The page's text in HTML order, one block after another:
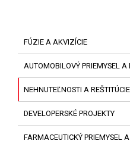
FÚZIE A AKVIZÍCIE
AUTOMOBILOVÝ PRIEMYSEL A
NEHNUTEĽNOSTI A REŠTITÚCIE
DEVELOPERSKÉ PROJEKTY
FARMACEUTICKÝ PRIEMYSEL